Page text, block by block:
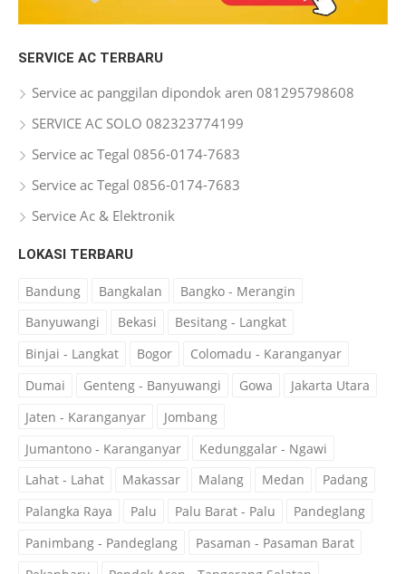
SERVICE AC TERBARU
Service ac panggilan dipondok aren 081295798608
SERVICE AC SOLO 082323774199
Service ac Tegal 0856-0174-7683
Service ac Tegal 0856-0174-7683
Service Ac & Elektronik
LOKASI TERBARU
Bandung Bangkalan
Bangko - Merangin
Banyuwangi
Bekasi
Besitang - Langkat
Binjai - Langkat
Bogor
Colomadu - Karanganyar
Dumai
Genteng - Banyuwangi Gowa
Jakarta Utara
Jaten - Karanganyar
Jombang
Jumantono - Karanganyar
Kedunggalar - Ngawi
Lahat - Lahat
Makassar Malang Medan
Padang
Palangka Raya
Palu Palu Barat - Palu
Pandeglang
Panimbang - Pandeglang
Pasaman - Pasaman Barat